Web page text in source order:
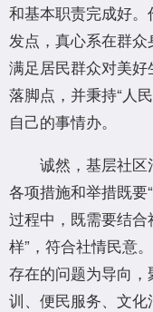
和基本职责完成好
发点，真心系在群众
满足居民群众对美
落脚点，并秉持“人
自己的事情办。
诚然，基层社
各项措施和举措既要
过程中，既需要结合
样”，符合社情民意
存在的问题为导向
训、便民服务、文